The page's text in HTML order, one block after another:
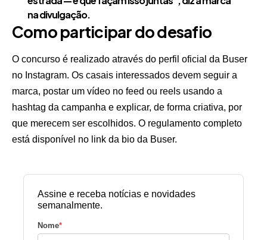
na divulgação.
Como participar do desafio
O concurso é realizado através do perfil oficial da Buser
no Instagram. Os casais interessados devem seguir a
marca, postar um vídeo no feed ou reels usando a
hashtag da campanha e explicar, de forma criativa, por
que merecem ser escolhidos. O regulamento completo
está disponível no link da bio da Buser.
Assine e receba notícias e novidades
semanalmente.
Nome*